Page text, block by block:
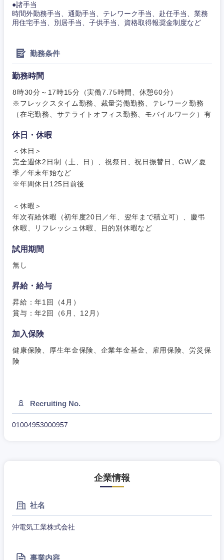
●諸手当
時間外勤務手当、通勤手当、テレワーク手当、赴任手当、業務
用住宅手当、別居手当、子供手当、資格取得報奨金制度など
勤務条件
勤務時間
8時30分～17時15分（実働7.75時間、休憩60分）
※フレックスタイム勤務、裁量労働勤務、テレワーク勤務
（在宅勤務、サテライトオフィス勤務、モバイルワーク）有
休日・休暇
＜休日＞
完全週休2日制（土、日）、祝祭日、祝日振替日、GW／夏
季／年末年始など
※年間休日125日前後
＜休暇＞
年次有給休暇（初年度20日／年、翌年まで積立可）、慶弔
休暇、リフレッシュ休暇、目的別休暇など
試用期間
無し
昇給・給与
昇給：年1回（4月）
賞与：年2回（6月、12月）
加入保険
健康保険、厚生年金保険、企業年金基金、雇用保険、労災保
険
Recruiting No.
01004953000957
企業情報
社名
沖電気工業株式会社
事業内容
石川県 福井県
山梨県
岐阜県 静岡県